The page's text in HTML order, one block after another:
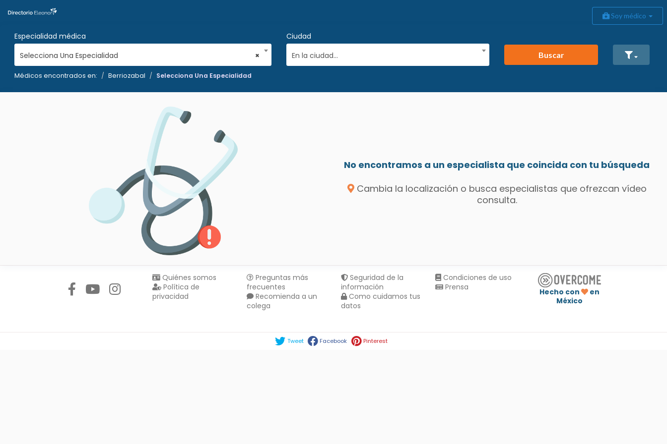
Soy médico
Especialidad médica
×
Selecciona Una Especialidad
Ciudad
En la ciudad...
Buscar
Médicos encontrados en: Berriozabal Selecciona Una Especialidad
No encontramos a un especialista que coincida con tu búsqueda
Cambia la localización o busca especialistas que ofrezcan vídeo
consulta.
Quiénes somos
Política de
privacidad
Preguntas más
frecuentes
Recomienda a un
colega
Seguridad de la
información
Como cuidamos tus
datos
Condiciones de uso
Prensa
Hecho con
en
México
Tweet Facebook Pinterest